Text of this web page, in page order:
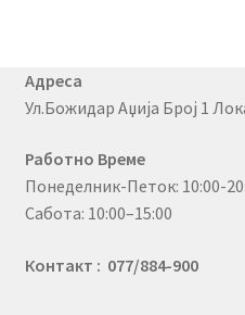
Адреса
Ул.Божидар Аџија Број 1
Работно Време
Понеделник-Петок: 10:00-
Сабота: 10:00–15:00
Контакт : 077/884-900